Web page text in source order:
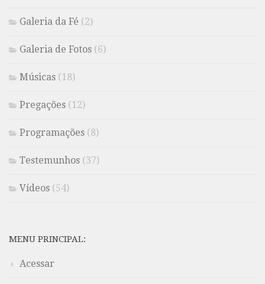
Galeria da Fé (2)
Galeria de Fotos (6)
Músicas (18)
Pregações (12)
Programações (8)
Testemunhos (37)
Vídeos (54)
MENU PRINCIPAL:
Acessar